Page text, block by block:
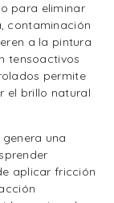
para eliminar
contaminación
a la pintura
tensoactivos
permite
el brillo natural
genera una
aplicar fricción